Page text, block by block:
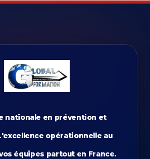
nationale en prévention et
opérationnelle au
équipes partout en France.